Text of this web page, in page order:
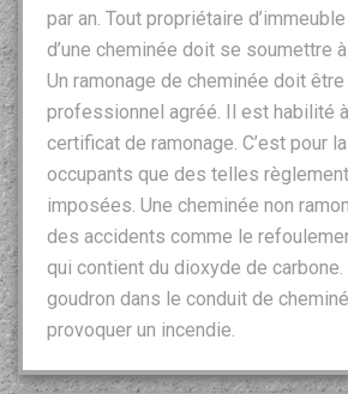
par an. Tout propriétaire
d’une cheminée doit se soumettre
Un ramonage de cheminée doit
professionnel agréé. Il est habilité
certificat de ramonage. C’est pour
occupants que des telles
imposées. Une cheminée non
des accidents comme le
qui contient du dioxyde de
goudron dans le conduit de
provoquer un incendie.